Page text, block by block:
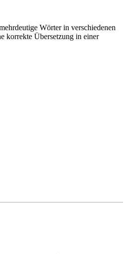
Wörter in verschiedenen
korrekte Übersetzung in einer